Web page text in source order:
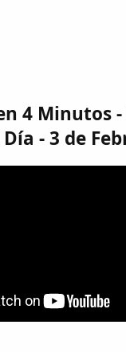
4 Minutos -
- 3 de